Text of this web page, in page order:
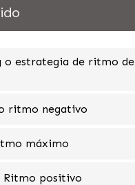
o estrategia de ritmo de
ritmo negativo
máximo
Ritmo positivo